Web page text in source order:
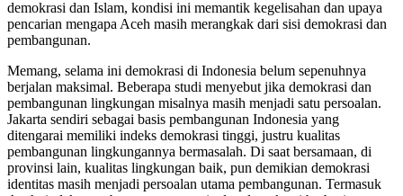
demokrasi dan Islam, kondisi ini memantik kegelisahan dan upaya
pencarian mengapa Aceh masih merangkak dari sisi demokrasi dan
pembangunan.
Memang, selama ini demokrasi di Indonesia belum sepenuhnya
berjalan maksimal. Beberapa studi menyebut jika demokrasi dan
pembangunan lingkungan misalnya masih menjadi satu persoalan.
Jakarta sendiri sebagai basis pembangunan Indonesia yang
ditengarai memiliki indeks demokrasi tinggi, justru kualitas
pembangunan lingkungannya bermasalah. Di saat bersamaan, di
provinsi lain, kualitas lingkungan baik, pun demikian demokrasi
identitas masih menjadi persoalan utama pembangunan. Termasuk